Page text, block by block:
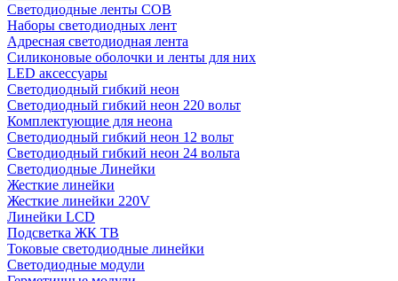
Светодиодные ленты COB
Наборы светодиодных лент
Адресная светодиодная лента
Силиконовые оболочки и ленты для них
LED аксессуары
Светодиодный гибкий неон
Светодиодный гибкий неон 220 вольт
Комплектующие для неона
Светодиодный гибкий неон 12 вольт
Светодиодный гибкий неон 24 вольта
Светодиодные Линейки
Жесткие линейки
Жесткие линейки 220V
Линейки LCD
Подсветка ЖК ТВ
Токовые светодиодные линейки
Светодиодные модули